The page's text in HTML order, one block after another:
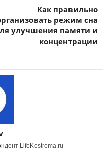
Как правильно
режим сна
улучшения памяти и
концентрации
LifeKostroma.ru